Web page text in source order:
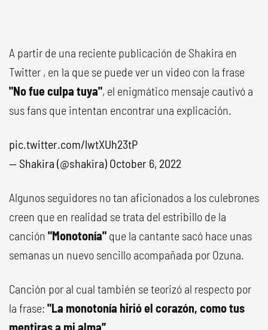
A partir de una reciente publicación de Shakira en
Twitter , en la que se puede ver un video con la frase
"No fue culpa tuya", el enigmático mensaje cautivó a
sus fans que intentan encontrar una explicación.
pic.twitter.com/lwtXUh23tP
— Shakira (@shakira) October 6, 2022
Algunos seguidores no tan aficionados a los culebrones
creen que en realidad se trata del estribillo de la
canción "Monotonía" que la cantante sacó hace unas
semanas un nuevo sencillo acompañada por Ozuna.
Canción por al cual también se teorizó al respecto por
la frase: "La monotonía hirió el corazón, como tus
mentiras a mi alma”.